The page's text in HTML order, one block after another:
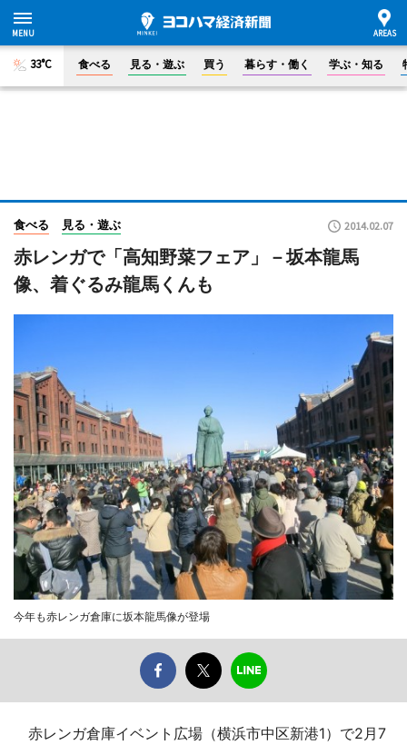
33°C 食べる 見る・遊ぶ 買う 暮らす・働く 学ぶ・知る
食べる 見る・遊ぶ 2014.02.07
赤レンガで「高知野菜フェア」－坂本龍馬
像、着ぐるみ龍馬くんも
今年も赤レンガ倉庫に坂本龍馬像が登場
赤レンガ倉庫イベント広場（横浜市中区新港1）で2月7